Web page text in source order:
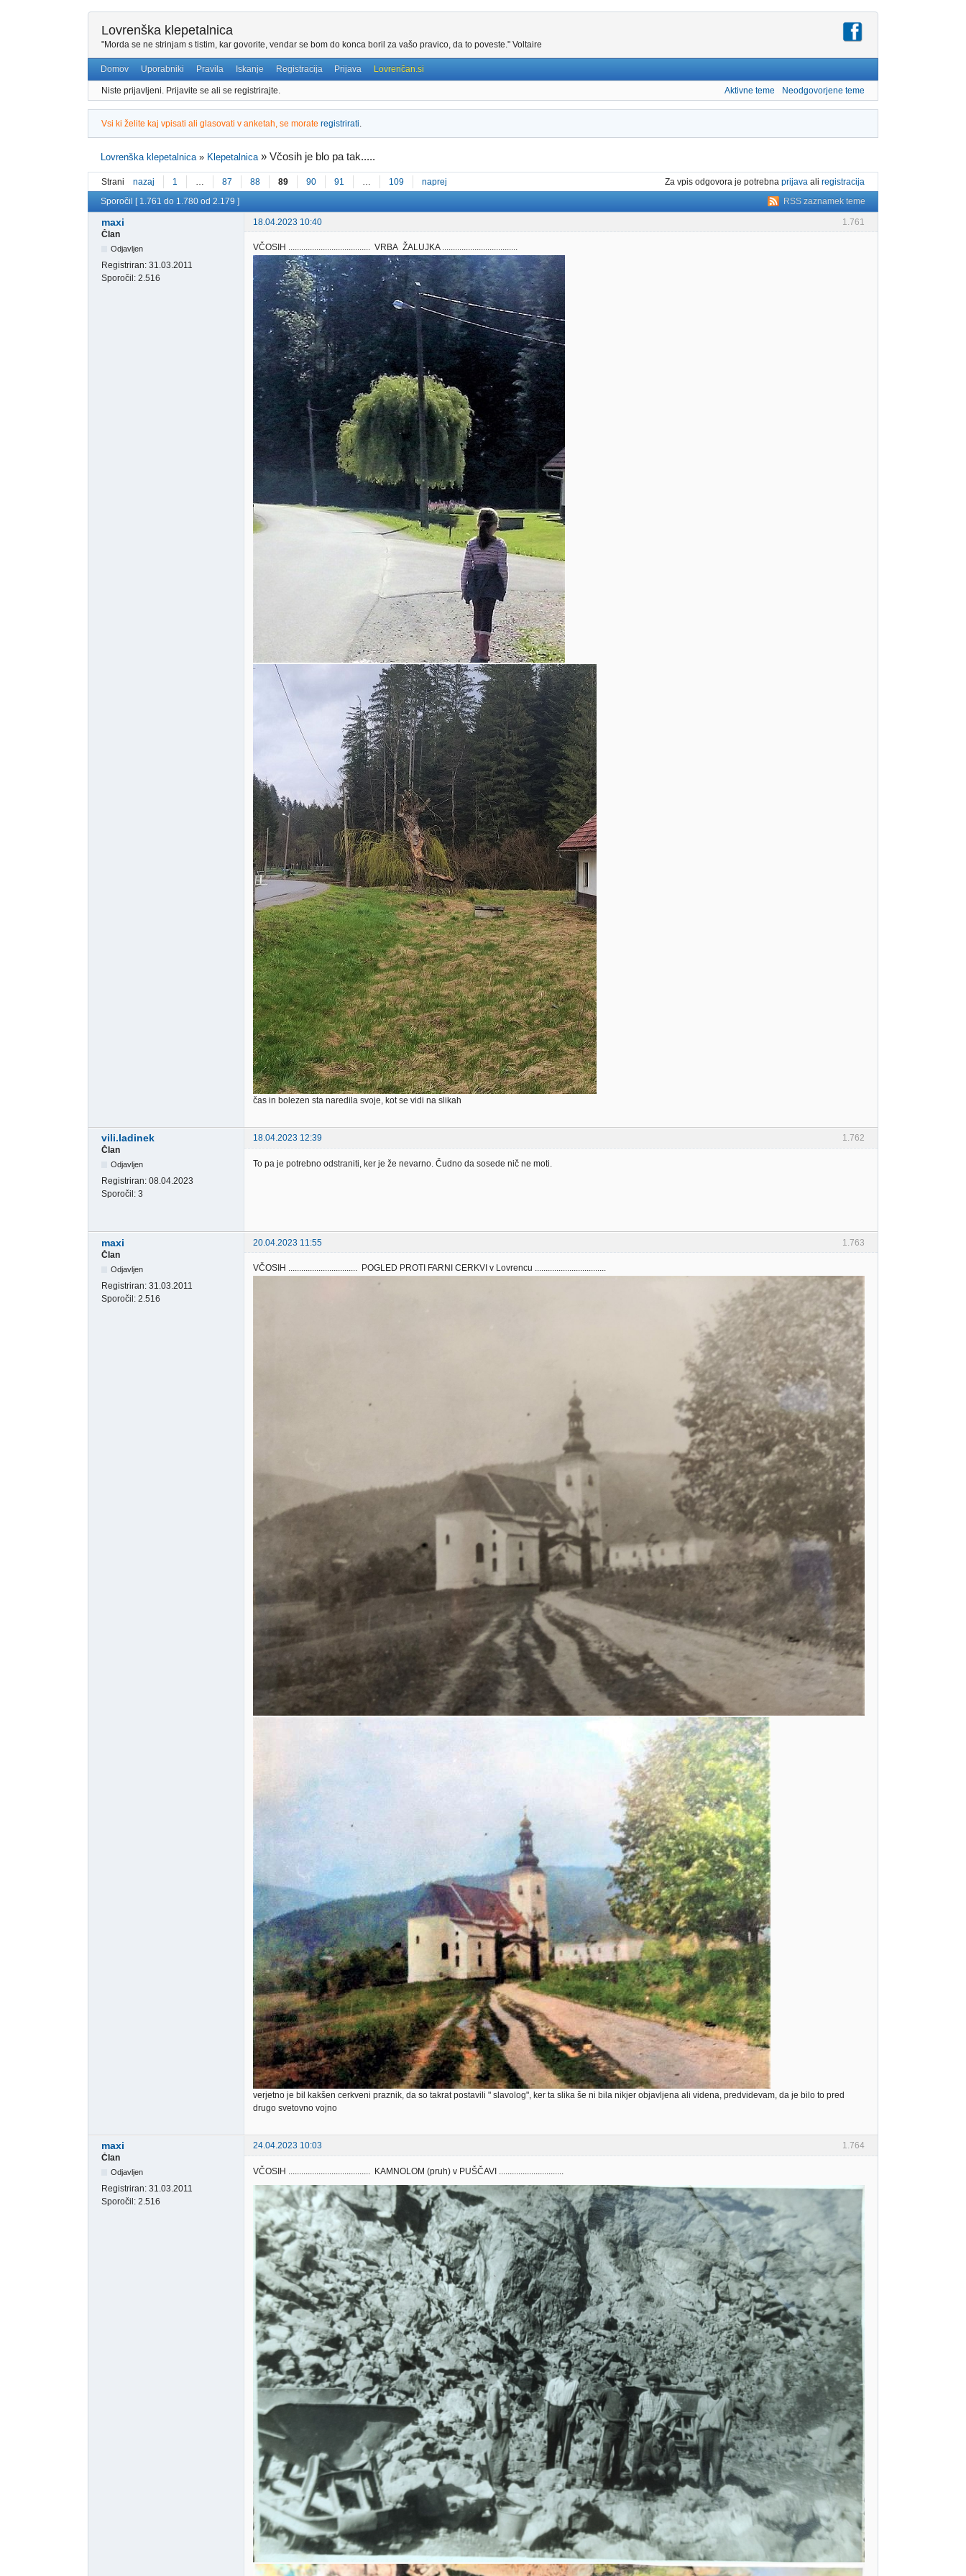
Lovrenška klepetalnica
"Morda se ne strinjam s tistim, kar govorite, vendar se bom do konca boril za vašo pravico, da to poveste." Voltaire
Domov Uporabniki Pravila Iskanje Registracija Prijava Lovrenčan.si
Niste prijavljeni. Prijavite se ali se registrirajte. Aktivne teme Neodgovorjene teme
Vsi ki želite kaj vpisati ali glasovati v anketah, se morate registrirati.
Lovrenška klepetalnica » Klepetalnica »Včosih je blo pa tak.....
Strani nazaj 1 … 87 88 89 90 91 … 109 naprej Za vpis odgovora je potrebna prijava ali registracija
RSS zaznamek teme
Sporočil [ 1.761 do 1.780 od 2.179 ]
1.761
maxi
18.04.2023 10:40
Član
Odjavljen
Registriran: 31.03.2011
Sporočil: 2.516
VČOSIH ...................................... VRBA ŽALUJKA ...................................
čas in bolezen sta naredila svoje, kot se vidi na slikah
1.762
vili.ladinek
18.04.2023 12:39
Član
Odjavljen
Registriran: 08.04.2023
Sporočil: 3
To pa je potrebno odstraniti, ker je že nevarno. Čudno da sosede nič ne moti.
1.763
maxi
20.04.2023 11:55
Član
Odjavljen
Registriran: 31.03.2011
Sporočil: 2.516
VČOSIH ................................ POGLED PROTI FARNI CERKVI v Lovrencu .................................
verjetno je bil kakšen cerkveni praznik, da so takrat postavili " slavolog", ker ta slika še ni bila nikjer objavljena ali videna, predvidevam, da je bilo to pred
drugo svetovno vojno
1.764
maxi
24.04.2023 10:03
Član
Odjavljen
Registriran: 31.03.2011
Sporočil: 2.516
VČOSIH ...................................... KAMNOLOM (pruh) v PUŠČAVI ..............................